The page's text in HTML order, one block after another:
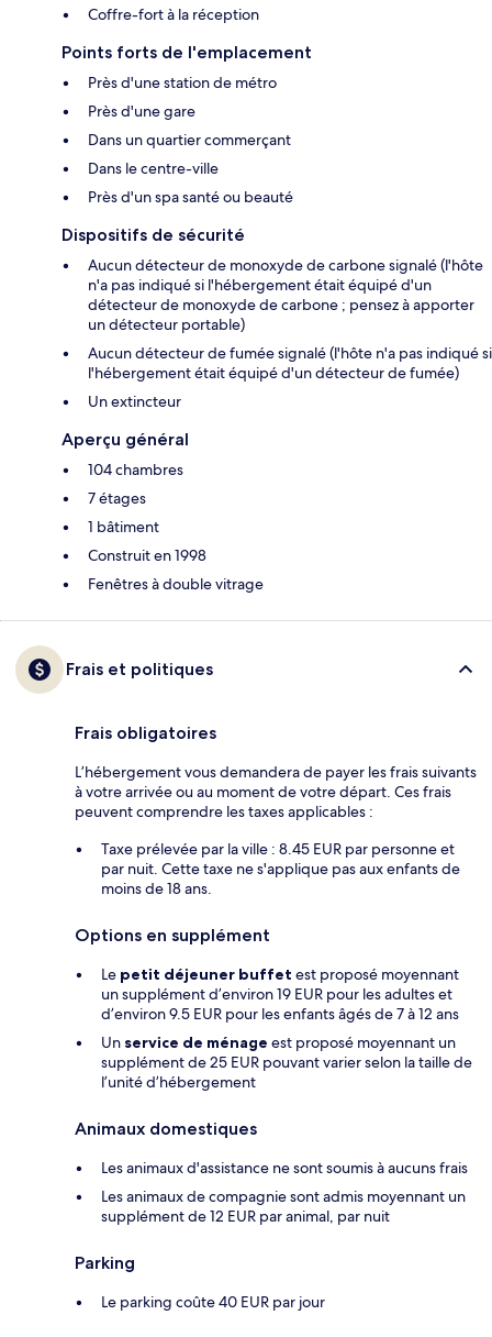
Coffre-fort à la réception
Points forts de l'emplacement
Près d'une station de métro
Près d'une gare
Dans un quartier commerçant
Dans le centre-ville
Près d'un spa santé ou beauté
Dispositifs de sécurité
Aucun détecteur de monoxyde de carbone signalé (l'hôte
n'a pas indiqué si l'hébergement était équipé d'un
détecteur de monoxyde de carbone ; pensez à apporter
un détecteur portable)
Aucun détecteur de fumée signalé (l'hôte n'a pas indiqué si
l'hébergement était équipé d'un détecteur de fumée)
Un extincteur
Aperçu général
104 chambres
7 étages
1 bâtiment
Construit en 1998
Fenêtres à double vitrage
Frais et politiques
Frais obligatoires
L’hébergement vous demandera de payer les frais suivants
à votre arrivée ou au moment de votre départ. Ces frais
peuvent comprendre les taxes applicables :
Taxe prélevée par la ville : 8.45 EUR par personne et
par nuit. Cette taxe ne s'applique pas aux enfants de
moins de 18 ans.
Options en supplément
Le petit déjeuner buffet est proposé moyennant
un supplément d’environ 19 EUR pour les adultes et
d’environ 9.5 EUR pour les enfants âgés de 7 à 12 ans
Un service de ménage est proposé moyennant un
supplément de 25 EUR pouvant varier selon la taille de
l’unité d’hébergement
Animaux domestiques
Les animaux d'assistance ne sont soumis à aucuns frais
Les animaux de compagnie sont admis moyennant un
supplément de 12 EUR par animal, par nuit
Parking
Le parking coûte 40 EUR par jour